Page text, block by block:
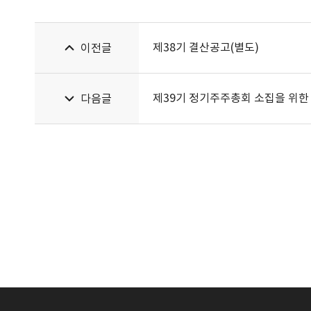
이전글 제38기 결산공고(별도)
다음글 제39기 정기주주총회 소집을 위